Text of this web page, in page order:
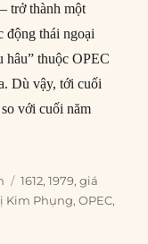
trở thành một
động thái ngoại
hâu” thuộc OPEC
Dù vậy, tới cuối
với cuối năm
tuyên bố tăng giá
Tags
1612,1979,giá
Kim Phụng,OPEC,